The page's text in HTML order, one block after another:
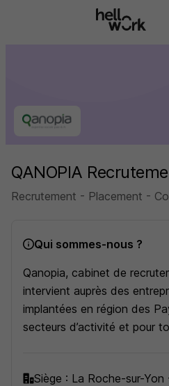
QANOPIA
Recrutement - Placement -
Qui sommes-nous ?
Qanopia, cabinet de
intervient auprès des
implantées en région des
secteurs d’activité et pour
Siège : La Roche-sur-Yon